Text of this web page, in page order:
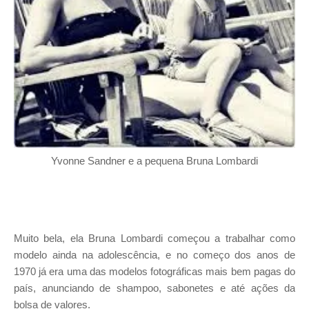
Yvonne Sandner e a pequena Bruna Lombardi
Muito bela, ela Bruna Lombardi começou a trabalhar como
modelo ainda na adolescência, e no começo dos anos de
1970 já era uma das modelos fotográficas mais bem pagas do
país, anunciando de shampoo, sabonetes e até ações da
bolsa de valores.